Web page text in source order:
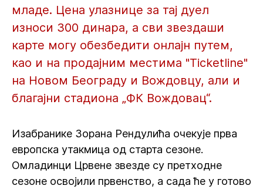
младе. Цена улазнице за тај дуел
износи 300 динара, а сви звездаши
карте могу обезбедити онлајн путем,
као и на продајним местима "Ticketline"
на Новом Београду и Вождовцу, али и
благајни стадиона „ФК Вождовац“.
Изабранике Зорана Рендулића очекује прва
европска утакмица од старта сезоне.
Омладинци Црвене звезде су претходне
сезоне освојили првенство, а сада ће у готово